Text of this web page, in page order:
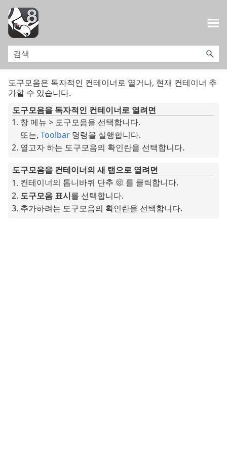
도구모음은 독자적인 컨테이너로 열거나, 현재 컨테이너 추
가할 수 있습니다.
도구모음을 독자적인 컨테이너로 열려면
창 메뉴 > 도구모음을 선택합니다.
또는, Toolbar 명령을 실행합니다.
열고자 하는 도구모음의 확인란을 선택합니다.
도구모음을 컨테이너의 새 탭으로 열려면
컨테이너의 톱니바퀴 단추
를 클릭합니다.
도구모음 표시를 선택합니다.
추가하려는 도구모음의 확인란을 선택합니다.